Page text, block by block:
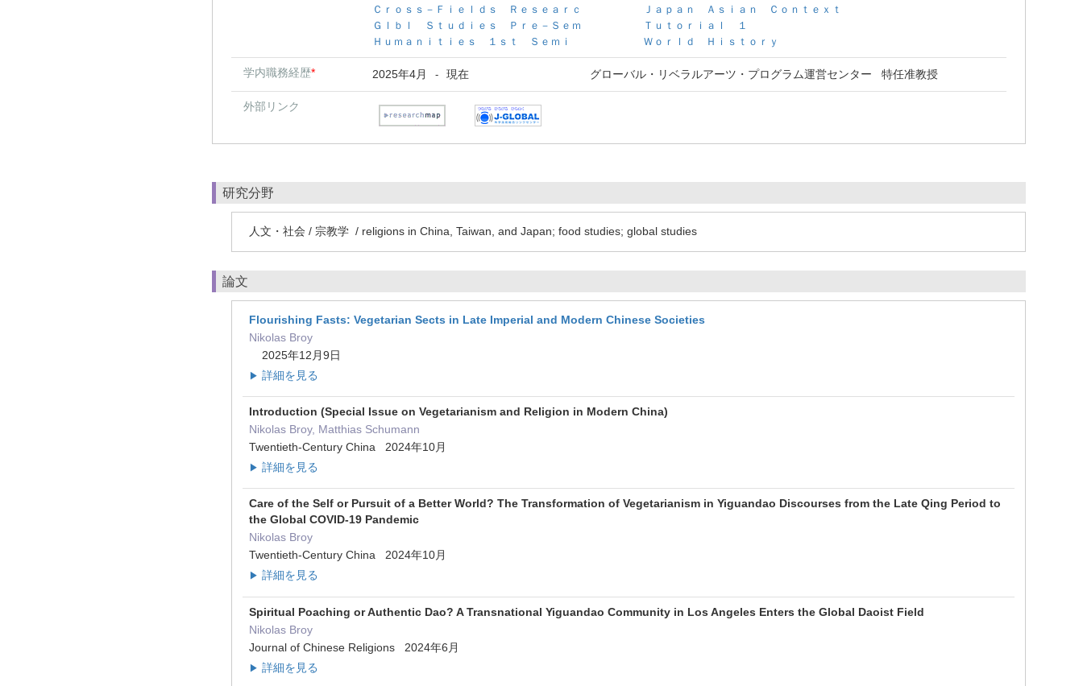
Ｃｒｏｓｓ－Ｆｉｅｌｄｓ Ｒｅｓｅａｒｃ
Ｇｌｂｌ Ｓｔｕｄｉｅｓ Ｐｒｅ－Ｓｅｍ
Ｈｕｍａｎｉｔｉｅｓ １ｓｔ Ｓｅｍｉ
Ｊａｐａｎ Ａｓｉａｎ Ｃｏｎｔｅｘｔ
Ｔｕｔｏｒｉａｌ １
Ｗｏｒｌｄ Ｈｉｓｔｏｒｙ
学内職務経歴* 2025年4月 - 現在 グローバル・リベラルアーツ・プログラム運営センター 特任准教授
外部リンク
研究分野
人文・社会 / 宗教学 / religions in China, Taiwan, and Japan; food studies; global studies
論文
Flourishing Fasts: Vegetarian Sects in Late Imperial and Modern Chinese Societies
Nikolas Broy
2025年12月9日
▶ 詳細を見る
Introduction (Special Issue on Vegetarianism and Religion in Modern China)
Nikolas Broy, Matthias Schumann
Twentieth-Century China 2024年10月
▶ 詳細を見る
Care of the Self or Pursuit of a Better World? The Transformation of Vegetarianism in Yiguandao Discourses from the Late Qing Period to
the Global COVID-19 Pandemic
Nikolas Broy
Twentieth-Century China 2024年10月
▶ 詳細を見る
Spiritual Poaching or Authentic Dao? A Transnational Yiguandao Community in Los Angeles Enters the Global Daoist Field
Nikolas Broy
Journal of Chinese Religions 2024年6月
▶ 詳細を見る